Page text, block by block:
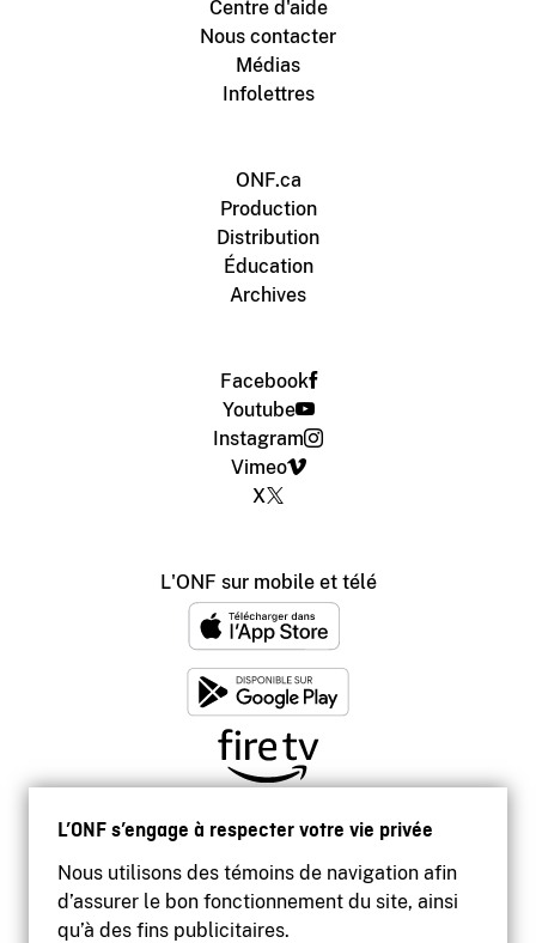
L’ONF s’engage à respecter votre vie privée
Nous utilisons des témoins de navigation afin
d’assurer le bon fonctionnement du site, ainsi
qu’à des fins publicitaires.
Centre d'aide
Nous contacter
Médias
Infolettres
ONF.ca
Production
Distribution
Éducation
Archives
Facebook
Youtube
Instagram
Vimeo
X
L'ONF sur mobile et télé